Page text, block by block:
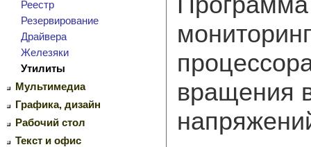
Реестр
Резервирование
Драйвера
Железяки
Утилиты
Мультимедиа
Графика, дизайн
Рабочий стол
Текст и офис
вращения